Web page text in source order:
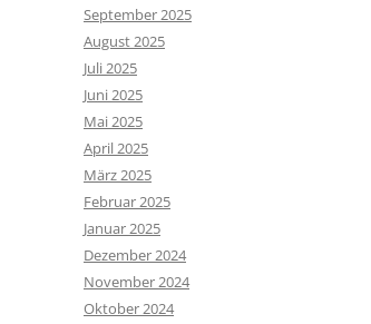
September 2025
August 2025
Juli 2025
Juni 2025
Mai 2025
April 2025
März 2025
Februar 2025
Januar 2025
Dezember 2024
November 2024
Oktober 2024